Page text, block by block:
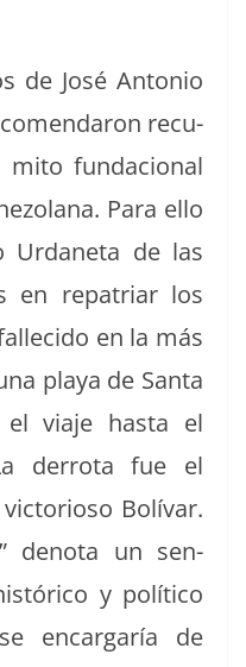
de José Anto­nio
recu­
fun­da­cional
Para ello
Urdane­ta de las
en repa­tri­ar los
en la más
playa de San­ta
via­je has­ta el
der­ro­ta fue el
Bolí­var.
deno­ta un sen­
y políti­co
encar­garía de